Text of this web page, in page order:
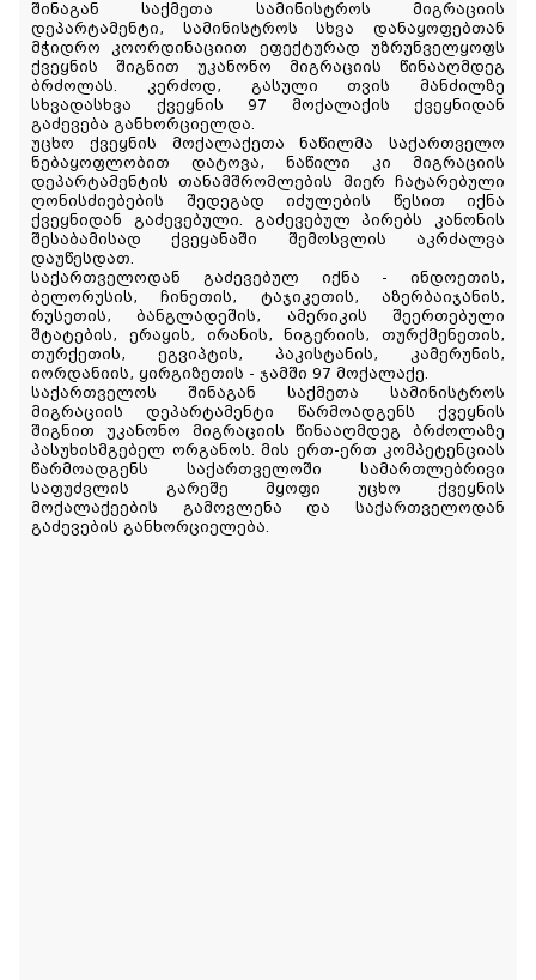
შინაგან საქმეთა სამინისტროს მიგრაციის
დეპარტამენტი, სამინისტროს სხვა დანაყოფებთან
მჭიდრო კოორდინაციით ეფექტურად უზრუნველყოფს
ქვეყნის შიგნით უკანონო მიგრაციის წინააღმდეგ
ბრძოლას. კერძოდ, გასული თვის მანძილზე
სხვადასხვა ქვეყნის 97 მოქალაქის ქვეყნიდან
გაძევება განხორციელდა.
უცხო ქვეყნის მოქალაქეთა ნაწილმა საქართველო
ნებაყოფლობით დატოვა, ნაწილი კი მიგრაციის
დეპარტამენტის თანამშრომლების მიერ ჩატარებული
ღონისძიებების შედეგად იძულების წესით იქნა
ქვეყნიდან გაძევებული. გაძევებულ პირებს კანონის
შესაბამისად ქვეყანაში შემოსვლის აკრძალვა
დაუწესდათ.
საქართველოდან გაძევებულ იქნა - ინდოეთის,
ბელორუსის, ჩინეთის, ტაჯიკეთის, აზერბაიჯანის,
რუსეთის, ბანგლადეშის, ამერიკის შეერთებული
შტატების, ერაყის, ირანის, ნიგერიის, თურქმენეთის,
თურქეთის, ეგვიპტის, პაკისტანის, კამერუნის,
იორდანიის, ყირგიზეთის - ჯამში 97 მოქალაქე.
საქართველოს შინაგან საქმეთა სამინისტროს
მიგრაციის დეპარტამენტი წარმოადგენს ქვეყნის
შიგნით უკანონო მიგრაციის წინააღმდეგ ბრძოლაზე
პასუხისმგებელ ორგანოს. მის ერთ-ერთ კომპეტენციას
წარმოადგენს საქართველოში სამართლებრივი
საფუძვლის გარეშე მყოფი უცხო ქვეყნის
მოქალაქეების გამოვლენა და საქართველოდან
გაძევების განხორციელება.